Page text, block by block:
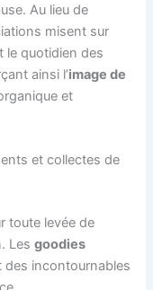
Au lieu de
misent sur
le quotidien des
ainsi l’image de
et
et collectes de
toute levée de
Lesgoodies
des incontournables